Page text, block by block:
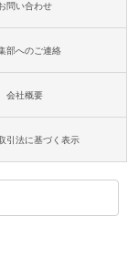
問い合わせ
部へのご連絡
会社概要
引法に基づく表示